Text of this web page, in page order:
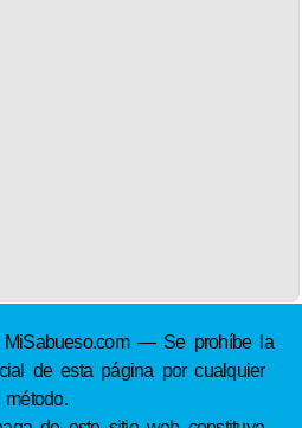
— Se prohíbe la
de esta página por cualquier
método.